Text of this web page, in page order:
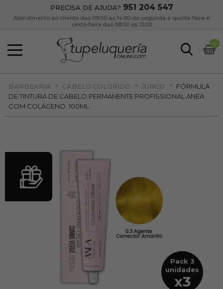
PRECISA DE AJUDA? 951 204 547
Atendimento ao cliente das 09:00 às 14:00 de segunda a quinta-feira e
sexta-feira das 08:00 às 13:00
0
BARBEARIA » CABELO COLORIDO » JUNCO » FÓRMULA
DE TINTURA DE CABELO PERMANENTE PROFISSIONAL ANEA
COM COLÁGENO. 100ML